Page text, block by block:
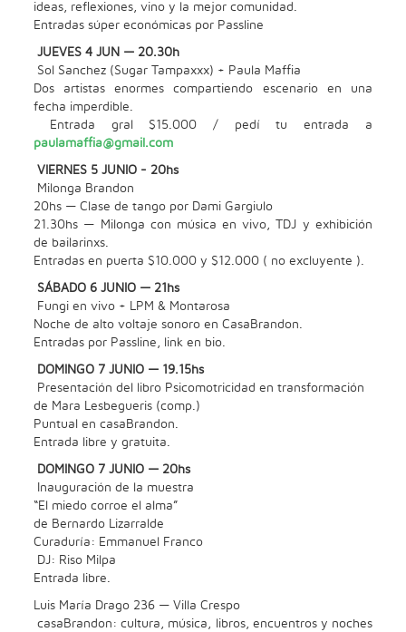
ideas, reflexiones, vino y la mejor comunidad.
Entradas súper económicas por Passline
JUEVES 4 JUN — 20.30h
Sol Sanchez (Sugar Tampaxxx) + Paula Maffia
Dos artistas enormes compartiendo escenario en una
fecha imperdible.
Entrada gral $15.000 / pedí tu entrada a
paulamaffia@gmail.com
VIERNES 5 JUNIO - 20hs
Milonga Brandon
20hs — Clase de tango por Dami Gargiulo
21.30hs — Milonga con música en vivo, TDJ y exhibición
de bailarinxs.
Entradas en puerta $10.000 y $12.000 ( no excluyente ).
SÁBADO 6 JUNIO — 21hs
Fungi en vivo + LPM & Montarosa
Noche de alto voltaje sonoro en CasaBrandon.
Entradas por Passline, link en bio.
DOMINGO 7 JUNIO — 19.15hs
Presentación del libro Psicomotricidad en transformación
de Mara Lesbegueris (comp.)
Puntual en casaBrandon.
Entrada libre y gratuita.
DOMINGO 7 JUNIO — 20hs
Inauguración de la muestra
“El miedo corroe el alma”
de Bernardo Lizarralde
Curaduría: Emmanuel Franco
DJ: Riso Milpa
Entrada libre.
Luis María Drago 236 — Villa Crespo
casaBrandon: cultura, música, libros, encuentros y noches